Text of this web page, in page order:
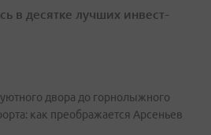
в десятке лучших инвест-
двора до горнолыжного
как преображается Арсеньев